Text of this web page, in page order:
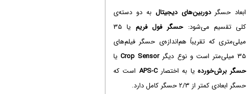
ابعاد حسگردوربین‌های دیجیتال به دو دسته‌ی
کلی تقسیم می‌شود:حسگر فول فریم
یا ۳۵
میلی‌متری که تقریباً هم‌اندازه‌ی حسگر فیلم‌های
۳۵ میلی‌متر است و نوع دیگر
Crop Sensorیا
حسگر برش‌خورده یا به اختصارAPS-C است که
حسگر ابعادی کمتر از ۲/۳ حسگر کامل دارد.